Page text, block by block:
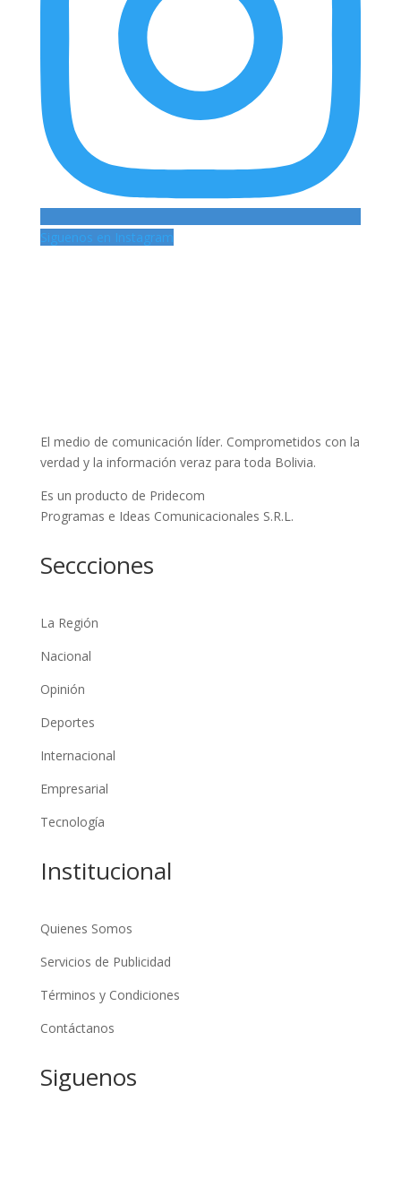
Siguenos en Instagram
El medio de comunicación líder. Comprometidos con la
verdad y la información veraz para toda Bolivia.
Es un producto de Pridecom
Programas e Ideas Comunicacionales S.R.L.
Seccciones
La Región
Nacional
Opinión
Deportes
Internacional
Empresarial
Tecnología
Institucional
Quienes Somos
Servicios de Publicidad
Términos y Condiciones
Contáctanos
Siguenos